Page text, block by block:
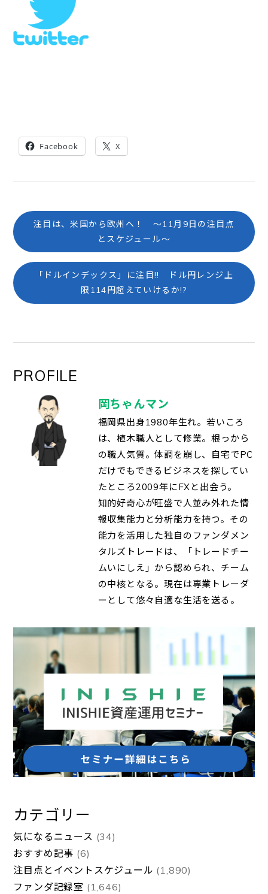
Facebook X
注目は、米国から欧州へ！ ～11月9日の注目点
とスケジュール～
「ドルインデックス」に注目!! ドル円レンジ上
限114円超えていけるか!?
PROFILE
岡ちゃんマン
福岡県出身1980年生れ。若いころ
は、植木職人として修業。根っから
の職人気質。体調を崩し、自宅でPC
だけでもできるビジネスを探してい
たところ2009年にFXと出会う。
知的好奇心が旺盛で人並み外れた情
報収集能力と分析能力を持つ。その
能力を活用した独自のファンダメン
タルズトレードは、「トレードチー
ムいにしえ」から認められ、チーム
の中核となる。現在は専業トレーダ
ーとして悠々自適な生活を送る。
カテゴリー
気になるニュース (34)
おすすめ記事 (6)
注目点とイベントスケジュール (1,890)
ファンダ記録室 (1,646)